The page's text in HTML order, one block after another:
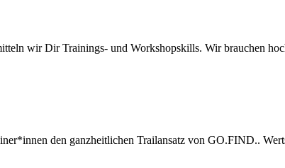
wir Dir Trainings- und Workshopskills. Wir brauchen
den ganzheitlichen Trailansatz von GO.FIND..